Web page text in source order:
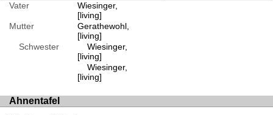
Vater
Wiesinger,
[living]
Mutter
Gerathewohl,
[living]
Schwester
Wiesinger,
[living]
Wiesinger,
[living]
Ahnentafel